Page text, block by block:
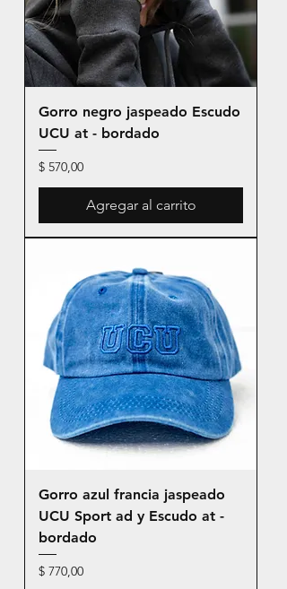
Gorro negro jaspeado Escudo
UCU at - bordado
Precio
$ 570,00
Agregar al carrito
Gorro azul francia jaspeado
UCU Sport ad y Escudo at -
bordado
Precio
$ 770,00